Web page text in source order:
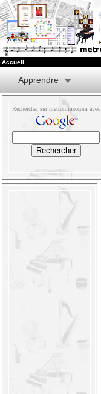
Accueil
Apprendre
Rechercher sur metronimo.com avec